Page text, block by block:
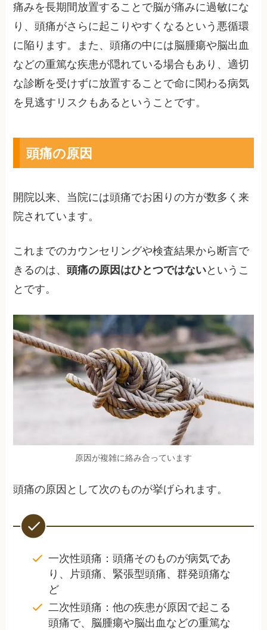
痛みを長期間放置することで脳が痛みに過敏にな
り、頭痛がさらに起こりやすくなるという悪循環
に陥ります。また、頭痛の中には脳腫瘍や脳出血
などの重篤な疾患が隠れている場合もあり、適切
な診断を受けずに放置することで命に関わる病気
を見逃すリスクもあるということです。
頭痛の原因
開院以来、当院には頭痛でお困りの方が数多く来
院されています。
これまでのカウンセリングや検査結果から断言で
きるのは、頭痛の原因はひとつではないというこ
とです。
原因が複雑に絡み合っています
頭痛の原因として次のものが挙げられます。
一次性頭痛：頭痛そのものが病気であ
り、片頭痛、緊張型頭痛、群発頭痛な
ど
二次性頭痛：他の疾患が原因で起こる
頭痛で、脳腫瘍や脳出血などの重篤な